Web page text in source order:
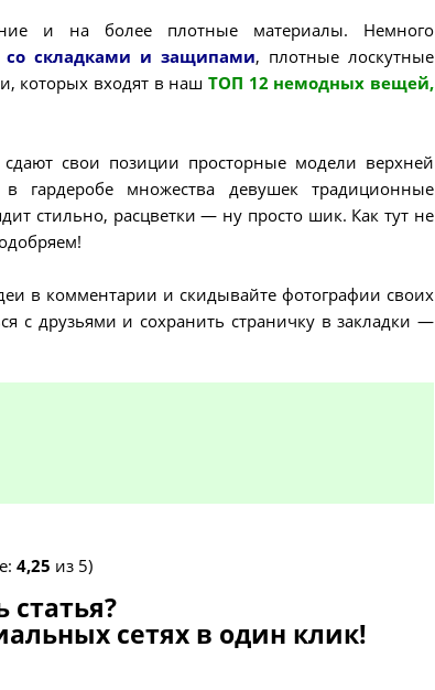
и на более плотные материалы. Немного
складками и защипами, плотные лоскутные
которых входят в наш ТОП 12 немодных вещей,
свои позиции просторные модели верхней
гардеробе множества девушек традиционные
стильно, расцветки — ну просто шик. Как тут не
в комментарии и скидывайте фотографии своих
с друзьями и сохранить страничку в закладки —
4,25 из 5)
статья?
сетях в один клик!